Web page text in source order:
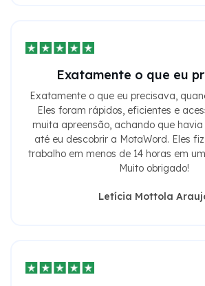
Exatamente o que eu
Exatamente o que eu precisava,
Eles foram rápidos, eficientes e
muita apreensão, achando que havia
até eu descobrir a MotaWord. Eles
trabalho em menos de 14 horas em
Muito obrigado!
Letícia Mottola